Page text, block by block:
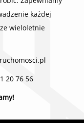
każdej
wieloletnie
20 76 56